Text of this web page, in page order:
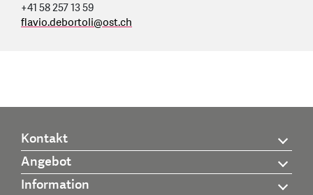
+41 58 257 13 59
flavio.debortoli@ost.ch
Kontakt
Angebot
Information